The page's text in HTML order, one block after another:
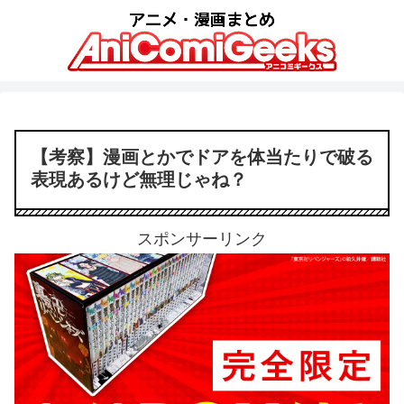
【考察】漫画とかでドアを体当たりで破る
表現あるけど無理じゃね？
スポンサーリンク